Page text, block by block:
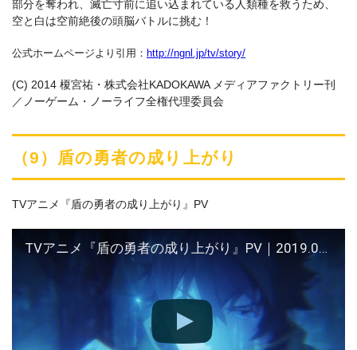
部分を奪われ、滅亡寸前に追い込まれている人類種を救うため、
空と白は空前絶後の頭脳バトルに挑む！
公式ホームページより引用： http://ngnl.jp/tv/story/
(C) 2014 榎宮祐・株式会社KADOKAWA メディアファクトリー刊
／ノーゲーム・ノーライフ全権代理委員会
（9）盾の勇者の成り上がり
TVアニメ『盾の勇者の成り上がり』PV
TVアニメ『盾の勇者の成り上がり』PV｜2019.01 ON AIR